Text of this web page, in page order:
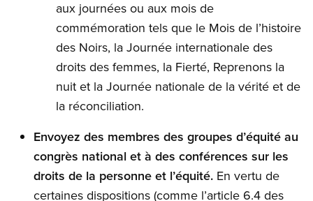
aux journées ou aux mois de
commémoration tels que le Mois de l’histoire
des Noirs, la Journée internationale des
droits des femmes, la Fierté, Reprenons la
nuit et la Journée nationale de la vérité et de
la réconciliation.
Envoyez des membres des groupes d’équité au
congrès national et à des conférences sur les
droits de la personne et l’équité. En vertu de
certaines dispositions (comme l’article 6.4 des